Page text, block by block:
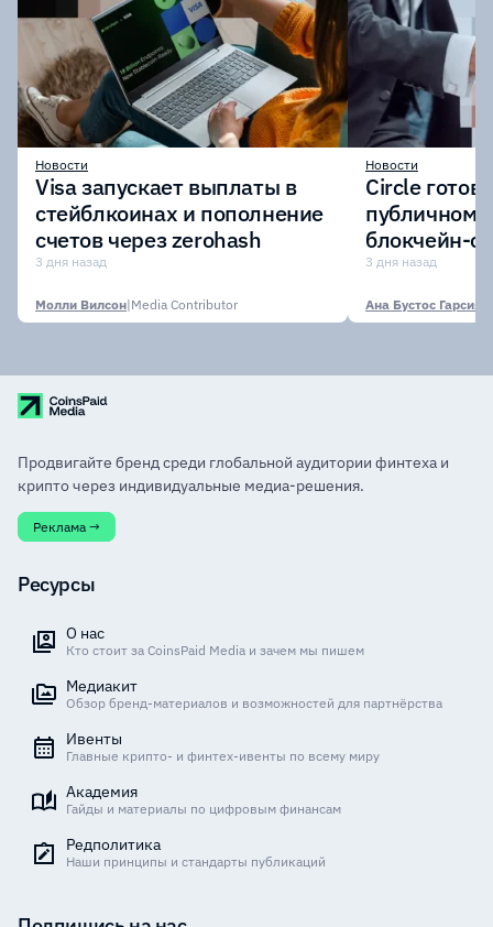
Новости
Visa запускает выплаты в
стейблкоинах и пополнение
счетов через zerohash
3 дня назад
Молли Вилсон|Media Contributor
Новости
Circle
публичному
блокчейн-
участии
3 дня назад
Ана Бустос Гарсия
Продвигайте бренд среди глобальной аудитории финтеха и
крипто через индивидуальные медиа-решения.
Реклама →
Ресурсы
О нас
Кто стоит за CoinsPaid Media и зачем мы пишем
Медиакит
Обзор бренд-материалов и возможностей для партнёрства
Ивенты
Главные крипто- и финтех-ивенты по всему миру
Академия
Гайды и материалы по цифровым финансам
Редполитика
Наши принципы и стандарты публикаций